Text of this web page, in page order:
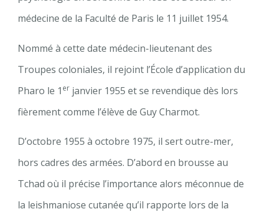
médecine de la Faculté de Paris le 11 juillet 1954.
Nommé à cette date médecin-lieutenant des
Troupes coloniales, il rejoint l’École d’application du
Pharo le 1 er janvier 1955 et se revendique dès lors
fièrement comme l’élève de Guy Charmot.
D’octobre 1955 à octobre 1975, il sert outre-mer,
hors cadres des armées. D’abord en brousse au
Tchad où il précise l’importance alors méconnue de
la leishmaniose cutanée qu’il rapporte lors de la